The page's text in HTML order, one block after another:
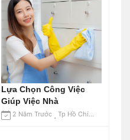
Lựa Chọn Công Việc
Giúp Việc Nhà
2 Năm Trước Tp Hồ Chí Minh